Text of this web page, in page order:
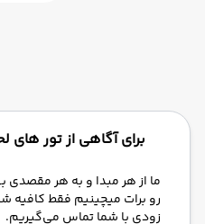
برای آگاهی از تور
ما از هر مبدا و به هر مقصدی
رو برات میچینیم فقط کافیه
زودی با شما تماس می‌گیریم.